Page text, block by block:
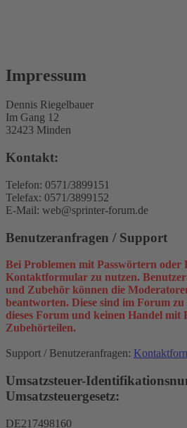
Impressum
Dennis Riegelbauer
Im Gang 12
32423 Minden
Kontakt:
Telefon: 0571/3899151
Telefax: 0571/3899152
E-Mail: web@sprinter-forum.de
Benutzeranfragen / Support
Bei Problemen mit Passwörtern oder
Kontaktformular zu nutzen.
und Zubehör können die
beantworten. Diese sind im Forum
dieses Forum und keinen Handel mit
Zubehörteilen.
Support / Benutzeranfragen:
Umsatzsteuer-
Umsatzsteuergesetz:
DE217498160